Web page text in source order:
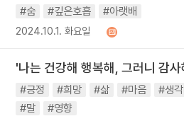
#숨
#깊은호흡 #아랫배
2024.10.1. 화요일
'나는 건강해 행복해, 그러니 감사
#긍정 #희망 #삶 #마음 #생각
#말
#영향